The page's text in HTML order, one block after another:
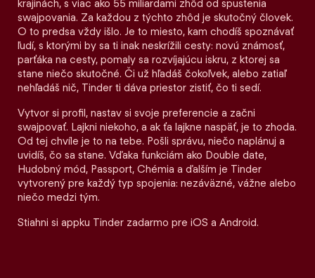
krajinách, s viac ako 55 miliardami zhôd od spustenia
swajpovania. Za každou z týchto zhôd je skutočný človek.
O to predsa vždy išlo. Je to miesto, kam chodíš spoznávať
ľudí, s ktorými by sa ti inak neskrížili cesty: novú známosť,
parťáka na cesty, pomaly sa rozvíjajúcu iskru, z ktorej sa
stane niečo skutočné. Či už hľadáš čokoľvek, alebo zatiaľ
nehľadáš nič, Tinder ti dáva priestor zistiť, čo ti sedí.
Vytvor si profil, nastav si svoje preferencie a začni
swajpovať. Lajkni niekoho, a ak ťa lajkne naspäť, je to zhoda.
Od tej chvíle je to na tebe. Pošli správu, niečo naplánuj a
uvidíš, čo sa stane. Vďaka funkciám ako Double date,
Hudobný mód, Passport, Chémia a ďalším je Tinder
vytvorený pre každý typ spojenia: nezáväzné, vážne alebo
niečo medzi tým.
Stiahni si appku Tinder zadarmo pre iOS a Android.